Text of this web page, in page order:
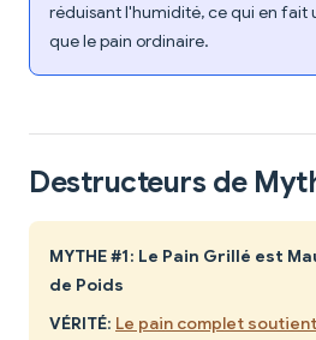
réduisant l'humidité, ce qui en fait
que le pain ordinaire.
Destructeurs de
MYTHE #1: Le Pain Grillé est
de Poids
VÉRITÉ: Le pain complet